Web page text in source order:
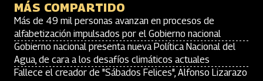
MÁS COMPARTIDO
Más de 49 mil personas avanzan en procesos de
alfabetización impulsados por el Gobierno nacional
Gobierno nacional presenta nueva Política Nacional del
Agua, de cara a los desafíos climáticos actuales
Fallece el creador de "Sábados Felices", Alfonso Lizarazo